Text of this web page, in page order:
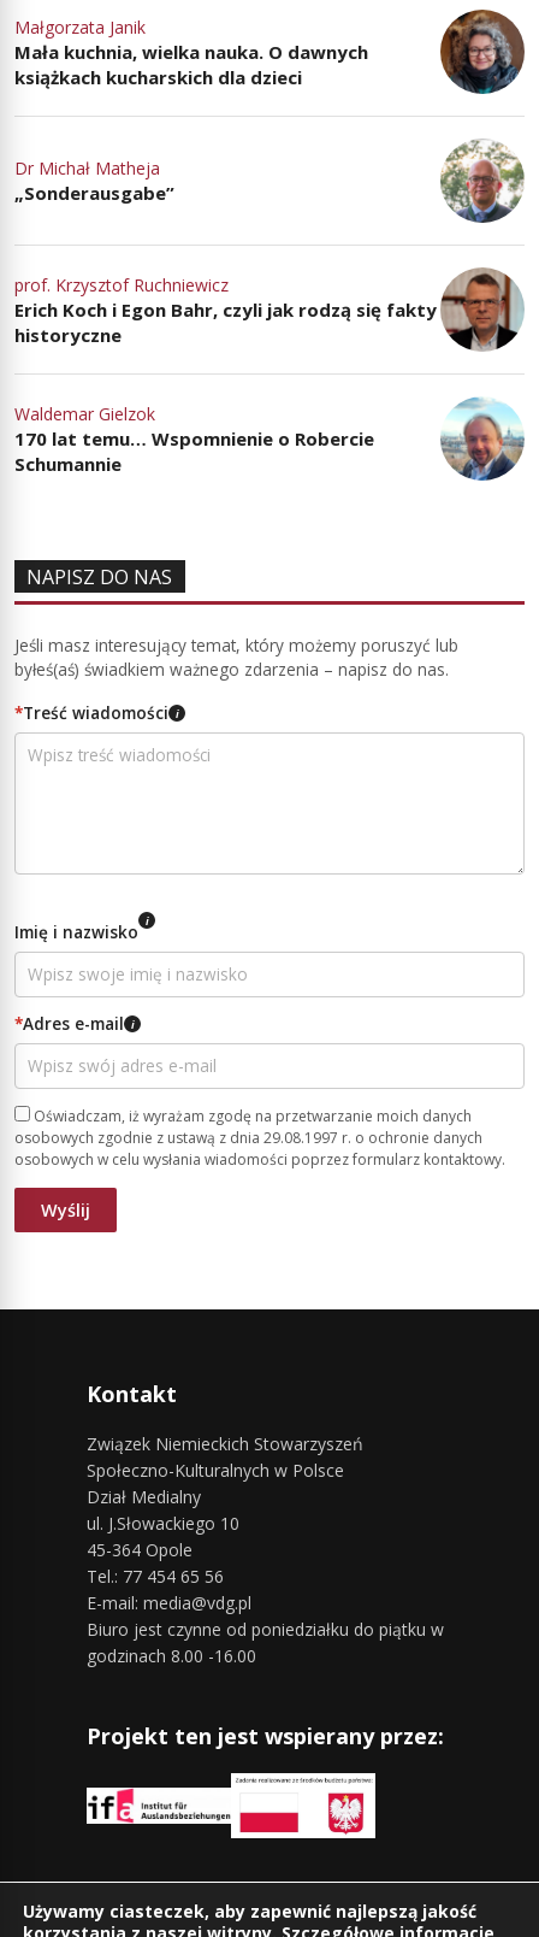
Małgorzata Janik
Mała kuchnia, wielka nauka. O dawnych
książkach kucharskich dla dzieci
Dr Michał Matheja
„Sonderausgabe”
prof. Krzysztof Ruchniewicz
Erich Koch i Egon Bahr, czyli jak rodzą się fakty
historyczne
Waldemar Gielzok
170 lat temu… Wspomnienie o Robercie
Schumannie
NAPISZ DO NAS
Jeśli masz interesujący temat, który możemy poruszyć lub
byłeś(aś) świadkiem ważnego zdarzenia – napisz do nas.
*Treść wiadomości i
Imię i nazwisko i
*Adres e-mail i
Oświadczam, iż wyrażam zgodę na przetwarzanie moich danych
osobowych zgodnie z ustawą z dnia 29.08.1997 r. o ochronie danych
osobowych w celu wysłania wiadomości poprzez formularz kontaktowy.
Kontakt
Związek Niemieckich Stowarzyszeń
Społeczno-Kulturalnych w Polsce
Dział Medialny
ul. J.Słowackiego 10
45-364 Opole
Tel.: 77 454 65 56
E-mail: media@vdg.pl
Biuro jest czynne od poniedziałku do piątku w
godzinach 8.00 -16.00
Projekt ten jest wspierany przez:
Znajdziesz nas również na:
Używamy ciasteczek, aby zapewnić najlepszą jakość